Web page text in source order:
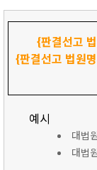
{판결선고
{판결선고 법원
예시
대법
대법